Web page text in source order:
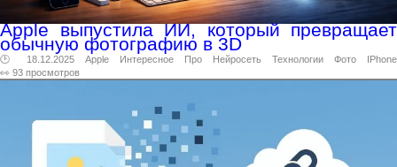
Apple выпустила ИИ, который превращает
обычную фотографию в 3D
🕑 18.12.2025 Apple Интересное Про Нейросеть Технологии Фото
IPhone
👀 93 просмотров